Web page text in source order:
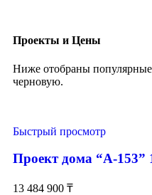
Проекты и Цены
Ниже отобраны
черновую.
Быстрый просмотр
Проект дома “А-153”
13 484 900 ₸